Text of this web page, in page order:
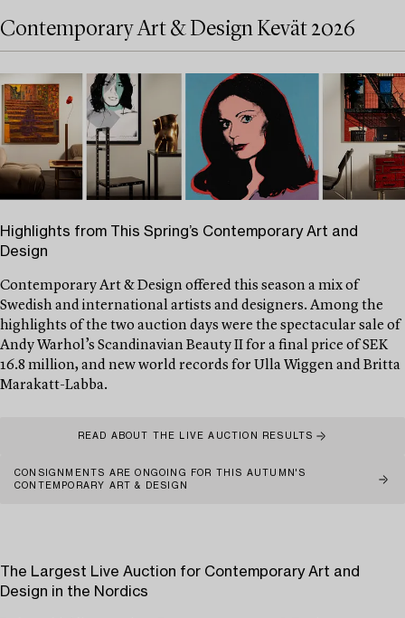
Contemporary Art & Design Kevät 2026
Highlights from This Spring’s Contemporary Art and
Design
Contemporary Art & Design offered this season a mix of
Swedish and international artists and designers. Among the
highlights of the two auction days were the spectacular sale of
Andy Warhol’s Scandinavian Beauty II for a final price of SEK
16.8 million, and new world records for Ulla Wiggen and Britta
Marakatt-Labba.
READ ABOUT THE LIVE AUCTION RESULTS
CONSIGNMENTS ARE ONGOING FOR THIS AUTUMN'S
CONTEMPORARY ART & DESIGN
The Largest Live Auction for Contemporary Art and
Design in the Nordics